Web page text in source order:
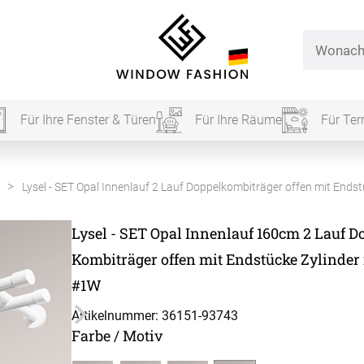
Für
Für Ihre Fenster & Türen Für Ihre Räume Für
Lysel - SET Opal Innenlauf 2 Lauf Doppelkombiträger offen mit
Lysel - SET Opal Innenlauf 160cm 2 Lauf
Kombiträger offen mit Endstücke
#1W
Artikelnummer: 36151-93743
Farbe / Motiv